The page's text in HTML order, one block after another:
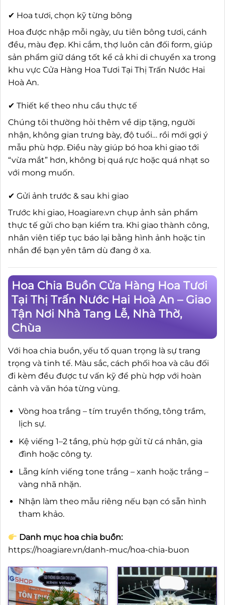
✔ Hoa tươi, chọn kỹ từng bông
Hoa được nhập mỗi ngày, ưu tiên bông tươi, cánh
đều, màu đẹp. Khi cắm, thợ luôn cân đối form, giúp
sản phẩm giữ dáng tốt kể cả khi di chuyển xa trong
khu vực Cửa Hàng Hoa Tươi Tại Thị Trấn Nước Hai
Hoà An.
✔ Thiết kế theo nhu cầu thực tế
Chúng tôi thường hỏi thêm về dịp tặng, người
nhận, không gian trưng bày, độ tuổi… rồi mới gợi ý
mẫu phù hợp. Điều này giúp bó hoa khi giao tới
“vừa mắt” hơn, không bị quá rực hoặc quá nhạt so
với mong muốn.
✔ Gửi ảnh trước & sau khi giao
Trước khi giao, Hoagiare.vn chụp ảnh sản phẩm
thực tế gửi cho bạn kiểm tra. Khi giao thành công,
nhân viên tiếp tục báo lại bằng hình ảnh hoặc tin
nhắn để bạn yên tâm dù đang ở xa.
Hoa Chia Buồn Cửa Hàng Hoa Tươi
Tại Thị Trấn Nước Hai Hoà An – Giao
Tận Nơi Nhà Tang Lễ, Nhà Thờ,
Chùa
Với hoa chia buồn, yếu tố quan trọng là sự trang
trọng và tinh tế. Màu sắc, cách phối hoa và câu đối
đi kèm đều được tư vấn kỹ để phù hợp với hoàn
cảnh và văn hóa từng vùng.
Vòng hoa trắng – tím truyền thống, tông trầm,
lịch sự.
Kệ viếng 1–2 tầng, phù hợp gửi từ cá nhân, gia
đình hoặc công ty.
Lẵng kính viếng tone trắng – xanh hoặc trắng –
vàng nhã nhặn.
Nhận làm theo mẫu riêng nếu bạn có sẵn hình
tham khảo.
Danh mục hoa chia buồn:
https://hoagiare.vn/danh-muc/hoa-chia-buon